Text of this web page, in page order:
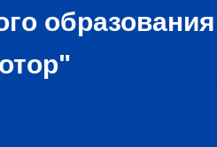
образования